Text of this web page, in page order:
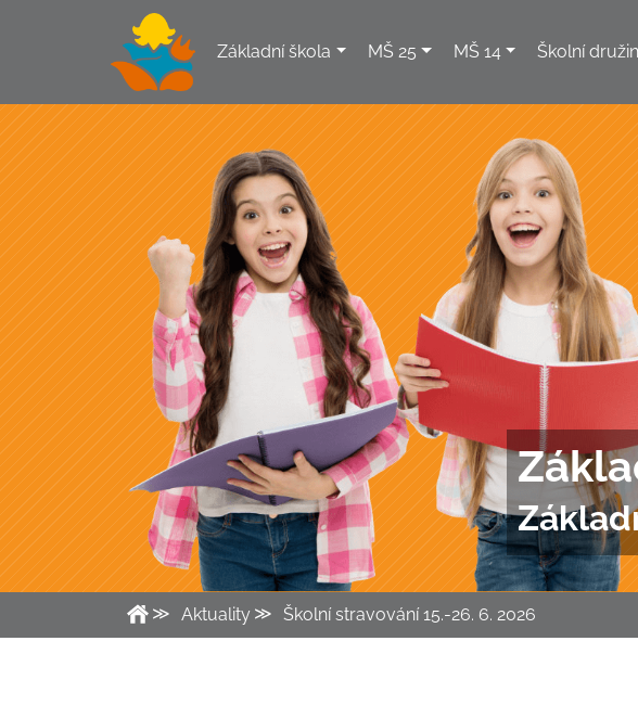
Základní škola MŠ 25 MŠ 14 Školní
Aktuality Školní stravování 15.-26. 6. 2026